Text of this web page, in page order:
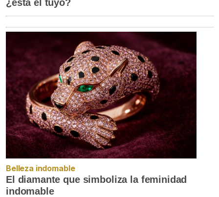
¿está el tuyo?
Belleza indomable
El diamante que simboliza la feminidad
indomable